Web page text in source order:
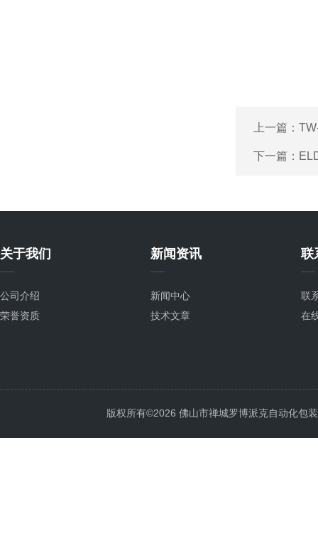
上一篇：
下一篇：
关于我们
公司介绍
荣誉资质
新闻资讯
新闻中心
技术文章
联
联
在
版权所有©2026 佛山市禅城罗博派克自动化